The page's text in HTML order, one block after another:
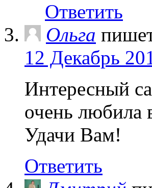
Ответить
Ольга
12 Декабрь
Интересный
очень любила
Удачи Вам!
Ответить